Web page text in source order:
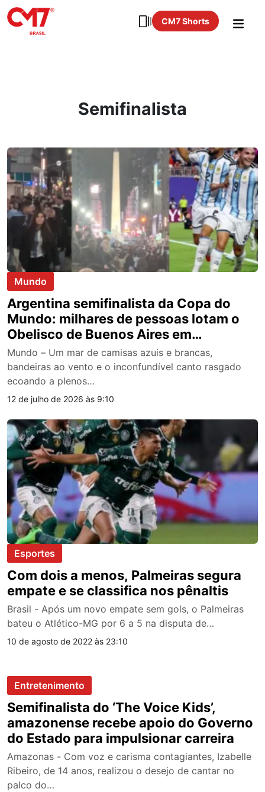
CM7 Shorts
Semifinalista
Mundo
Argentina semifinalista da Copa do
Mundo: milhares de pessoas lotam o
Obelisco de Buenos Aires em
celebração após vitória contra a Suíça;
vídeo
Mundo – Um mar de camisas azuis e brancas,
bandeiras ao vento e o inconfundível canto rasgado
ecoando a plenos…
12 de julho de 2026 às 9:10
Esportes
Com dois a menos, Palmeiras segura
empate e se classifica nos pênaltis
Brasil - Após um novo empate sem gols, o Palmeiras
bateu o Atlético-MG por 6 a 5 na disputa de…
10 de agosto de 2022 às 23:10
Entretenimento
Semifinalista do ‘The Voice Kids’,
amazonense recebe apoio do Governo
do Estado para impulsionar carreira
Amazonas - Com voz e carisma contagiantes, Izabelle
Ribeiro, de 14 anos, realizou o desejo de cantar no
palco do…